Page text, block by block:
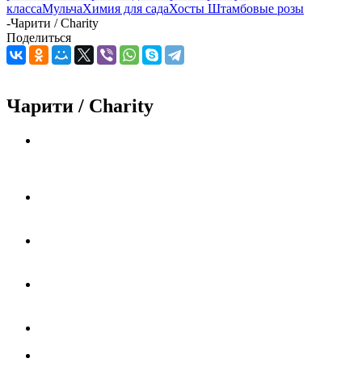
классаМульчаХимия для садаХосты Штамбовые розы
-Чарити / Charity
Поделиться
Чарити / Charity